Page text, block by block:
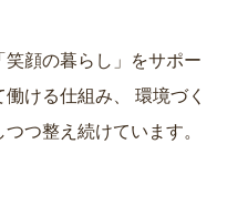
顔の暮らし」をサポー
ける仕組み、
つ整え続けています。